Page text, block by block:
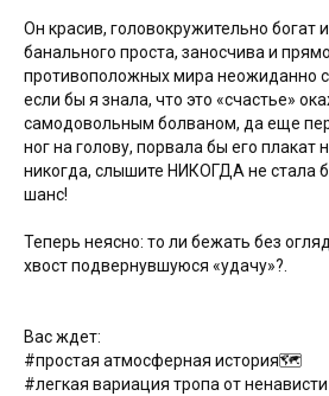
Он красив, головокружительно богат
банального проста, заносчива и
противоположных мира неожиданно
если бы я знала, что это «счастье»
самодовольным болваном, да еще
ног на голову, порвала бы его плакат
никогда, слышите НИКОГДА не стала
шанс!
Теперь неясно: то ли бежать без
хвост подвернувшуюся «удачу»?.
Вас ждет:
#простая атмосферная история🗺
#легкая вариация тропа от